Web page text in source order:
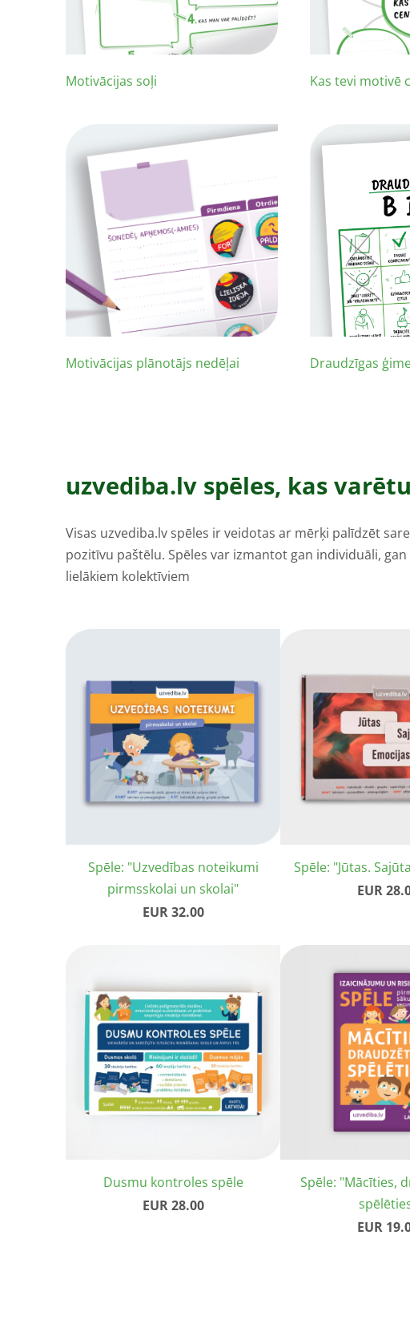
Motivācijas soļi Kas tevi motivē
Motivācijas plānotājs nedēļai Draudzīgas
uzvediba.lv spēles, kas
Visas uzvediba.lv spēles ir veidotas ar mērķi palīdzēt
pozitīvu paštēlu. Spēles var izmantot gan individuāli,
lielākiem kolektīviem
Spēle: "Uzvedības noteikumi
pirmsskolai un skolai"
EUR 32.00
Spēle: "Jūtas.
EUR
Dusmu kontroles spēle
EUR 28.00
Spēle: "Mācīties,
EUR